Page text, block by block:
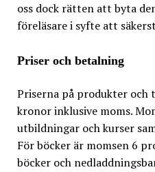
oss dock rätten att byta
föreläsare i syfte att
Priser och betalning
Priserna på produkter och
kronor inklusive moms.
utbildningar och kurser
För böcker är momsen 6
böcker och